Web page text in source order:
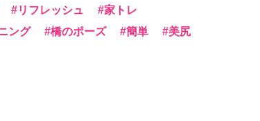
リフレッシュ
家トレ
ング 橋のポーズ 簡単
美尻